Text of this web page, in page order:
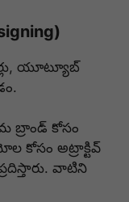
యూట్యూబ్
బ్రాండ్ కోసం
కోసం అట్రాక్టివ్
వాటిని